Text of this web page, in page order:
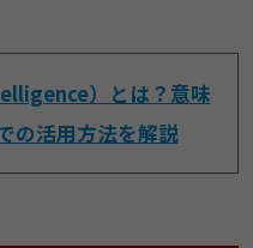
）とは？意味
の活用方法を解説